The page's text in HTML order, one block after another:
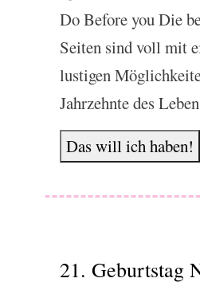
Do Before you Die
Seiten sind voll mit
lustigen
Jahrzehnte des
Das will ich haben!
21. Geburtstag